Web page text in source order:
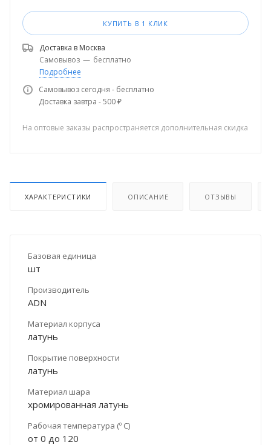
КУПИТЬ В 1 КЛИК
Доставка в Москва
Самовывоз — бесплатно
Подробнее
Самовывоз сегодня - бесплатно
Доставка завтра - 500 ₽
На оптовые заказы распространяется дополнительная скидка
ХАРАКТЕРИСТИКИ ОПИСАНИЕ ОТЗЫВЫ
Базовая единица
шт
Производитель
ADN
Материал корпуса
латунь
Покрытие поверхности
латунь
Материал шара
хромированная латунь
Рабочая температура (º С)
от 0 до 120